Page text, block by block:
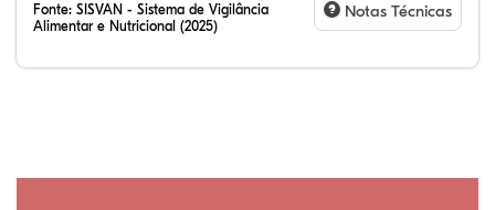
Fonte: SISVAN - Sistema de Vigilância
Alimentar e Nutricional (2025)
Notas Técnicas